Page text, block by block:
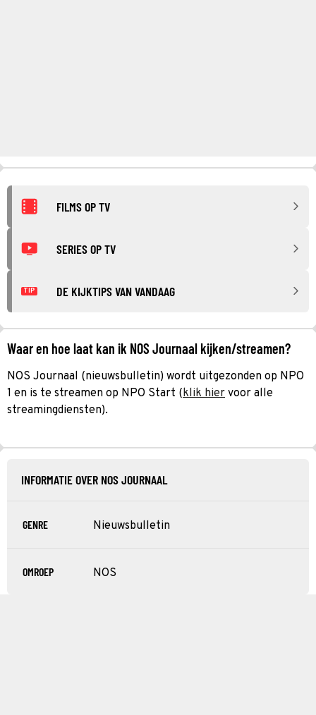
FILMS OP TV
SERIES OP TV
TIP DE KIJKTIPS VAN VANDAAG
Waar en hoe laat kan ik NOS Journaal kijken/streamen?
NOS Journaal (nieuwsbulletin) wordt uitgezonden op NPO
1 en is te streamen op NPO Start (klik hier voor alle
streamingdiensten).
INFORMATIE OVER NOS JOURNAAL
GENRE Nieuwsbulletin
OMROEP NOS